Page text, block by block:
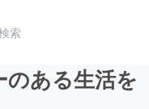
のある生活